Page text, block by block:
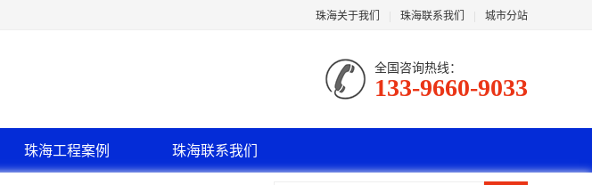
珠海关于我们 珠海联系我们 城市分站
全国咨询热线：
133-9660-9033
珠海工程案例 珠海联系我们